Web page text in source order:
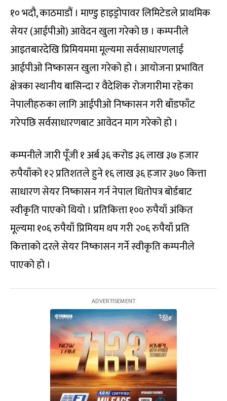
१० भदौ, काठमाडौं । माण्डु हाइड्रोपावर लिमिटेडले प्राथमिक
सेयर (आईपीओ) आवेदन खुला गरेको छ । कम्पनीले
आइतबारदेखि प्रिमियममा मूल्यमा सर्वसाधारणलाई
आईपीओ निष्कासन खुला गरेको हो । आयोजना प्रभावित
क्षेत्रका स्थानीय बासिन्दा र वैदेशिक रोजगारीमा रहेका
नेपालीहरुका लागि आईपीओ निष्कासन गरी बाँडफाँट
गरेपछि सर्वसाधारणबाट आवेदन माग गरेको हो ।
कम्पनीले जारी पूँजी १ अर्ब ३६ करोड ३६ लाख ३७ हजार
रुपैयाँको १२ प्रतिशतले हुने १६ लाख ३६ हजार ३७० कित्ता
साधारण सेयर निष्कासन गर्न नेपाल धितोपत्र बोर्डबाट
स्वीकृति पाएको थियो । प्रतिकित्ता १०० रुपैयाँ अंकित
मूल्यमा १०६ रुपैयाँ प्रिमियम थप गरी २०६ रुपैयाँ प्रति
कित्ताको दरले सेयर निष्कासन गर्ने स्वीकृति कम्पनीले
पाएको हो ।